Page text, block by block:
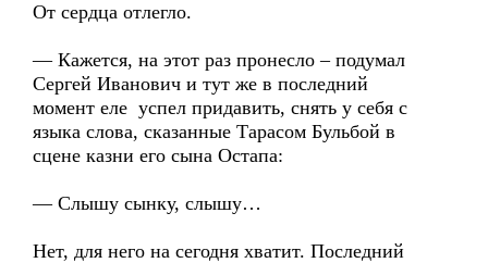
От сердца отлегло.
— Кажется, на этот раз пронесло – подумал
Сергей Иванович и тут же в последний
момент еле успел придавить, снять у себя с
языка слова, сказанные Тарасом Бульбой в
сцене казни его сына Остапа:
— Слышу сынку, слышу…
Нет, для него на сегодня хватит. Последний